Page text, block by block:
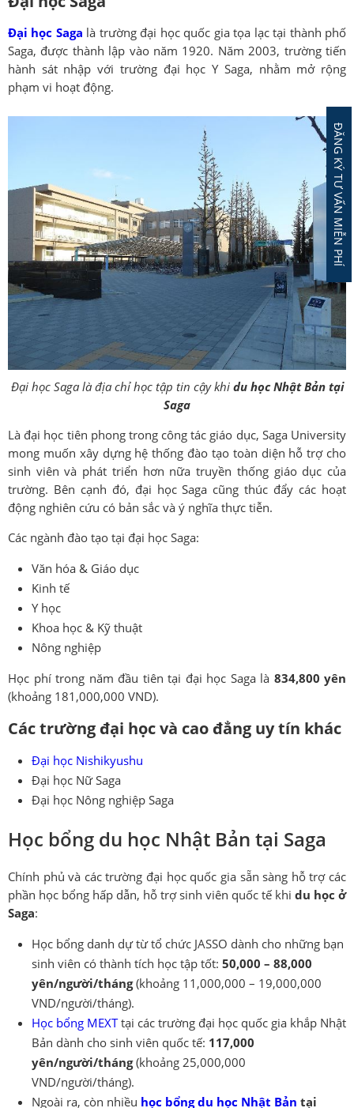
Đại học Saga là trường đại học quốc gia tọa lạc tại thành phố
Saga, được thành lập vào năm 1920. Năm 2003, trường tiến
hành sát nhập với trường đại học Y Saga, nhằm mở rộng
phạm vi hoạt động.
Đại học Saga là địa chỉ học tập tin cậy khi du học Nhật Bản tại
Saga
Là đại học tiên phong trong công tác giáo dục, Saga University
mong muốn xây dựng hệ thống đào tạo toàn diện hỗ trợ cho
sinh viên và phát triển hơn nữa truyền thống giáo dục của
trường. Bên cạnh đó, đại học Saga cũng thúc đẩy các hoạt
động nghiên cứu có bản sắc và ý nghĩa thực tiễn.
Các ngành đào tạo tại đại học Saga:
Văn hóa & Giáo dục
Kinh tế
Y học
Khoa học & Kỹ thuật
Nông nghiệp
Học phí trong năm đầu tiên tại đại học Saga là 834,800 yên
(khoảng 181,000,000 VND).
Các trường đại học và cao đẳng uy tín khác
Đại học Nishikyushu
Đại học Nữ Saga
Đại học Nông nghiệp Saga
Học bổng du học Nhật Bản tại Saga
Chính phủ và các trường đại học quốc gia sẵn sàng hỗ trợ các
phần học bổng hấp dẫn, hỗ trợ sinh viên quốc tế khi du học ở
Saga:
Học bổng danh dự từ tổ chức JASSO dành cho những bạn
sinh viên có thành tích học tập tốt: 50,000 – 88,000
yên/người/tháng(khoảng 11,000,000 – 19,000,000
VND/người/tháng).
Học bổng MEXTtại các trường đại học quốc gia khắp Nhật
Bản dành cho sinh viên quốc tế: 117,000
yên/người/tháng(khoảng 25,000,000
VND/người/tháng).
Ngoài ra, còn nhiều học bổng du học Nhật Bản tại
ĐĂNG KÝ TƯ VẤN MIỄN PHÍ